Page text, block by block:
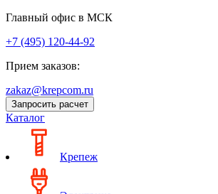
Главный офис в МСК
+7 (495) 120-44-92
Прием заказов:
zakaz@krepcom.ru
Запросить расчет
Каталог
Крепеж